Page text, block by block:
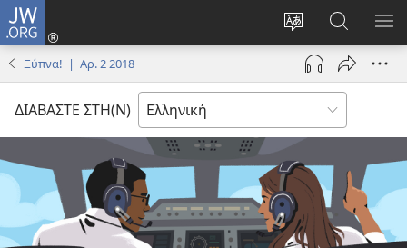
JW.ORG
Αλλαγή
γλώσσας
ιστότοπου
Σύνδεση
(ανοίγει
παράθυρο)
στο
JW.ORG
Ξύπνα! | Αρ. 2 2018
ΔΙΑΒΑΣΤΕ ΣΤΗ(Ν)